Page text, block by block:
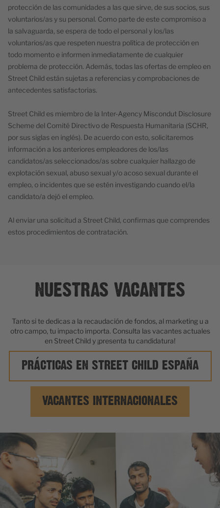
protección de las comunidades a las que sirve, de sus socios, sus
voluntarios/as y su personal. Como parte de este compromiso a
la salvaguarda, se espera de todo el personal y los/las
voluntarios/as que respeten nuestra política de protección en
todo momento e informen inmediatamente de cualquier
problema de protección. Además, todas las ofertas de empleo en
Street Child están sujetas a referencias y comprobaciones de
antecedentes satisfactorias.
Street Child es miembro de la Inter-Agency Miscondut Disclosure
Scheme del Comité Directivo de Respuesta Humanitaria (SCHR,
por sus siglas en inglés). De acuerdo con esto, solicitaremos
información a los anteriores empleadores de los/las
candidatos/as seleccionados/as sobre cualquier hallazgo de
explotación sexual, abuso sexual y/o acoso sexual durante el
empleo, o incidentes que se estén investigando cuando el/la
candidato/a dejó el empleo.
Al enviar una solicitud a Street Child, confirmas que comprendes
estos procedimientos de contratación.
NUESTRAS VACANTES
Tanto si te dedicas a la recaudación de fondos, al marketing u a
otro campo, tu impacto importa. Consulta las vacantes actuales
en Street Child y ¡presenta tu candidatura!
PRÁCTICAS EN STREET CHILD ESPAÑA
VACANTES INTERNACIONALES